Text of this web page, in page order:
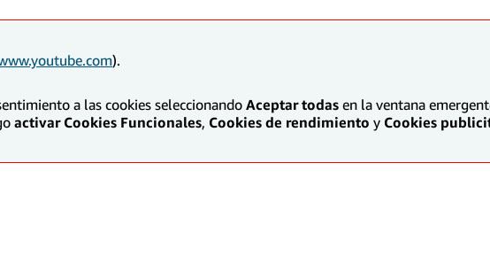
).
a las cookies seleccionando Aceptar todas en la ventana
activar Cookies Funcionales, Cookies de rendimiento y Cookies